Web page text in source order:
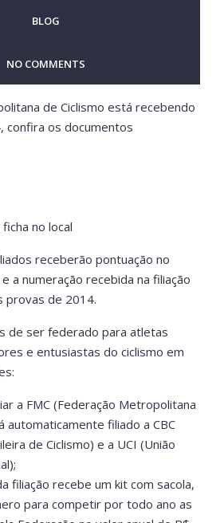
BLOG
NO COMMENTS
de Ciclismo está recebendo
confira os documentos
no local
receberão pontuação no
a numeração recebida na filiação
provas de 2014.
de ser federado para atletas
e entusiastas do ciclismo em
a FMC (Federação Metropolitana
automaticamente filiado a CBC
de Ciclismo) e a UCI (União
filiação recebe um kit com sacola,
para competir por todo ano as